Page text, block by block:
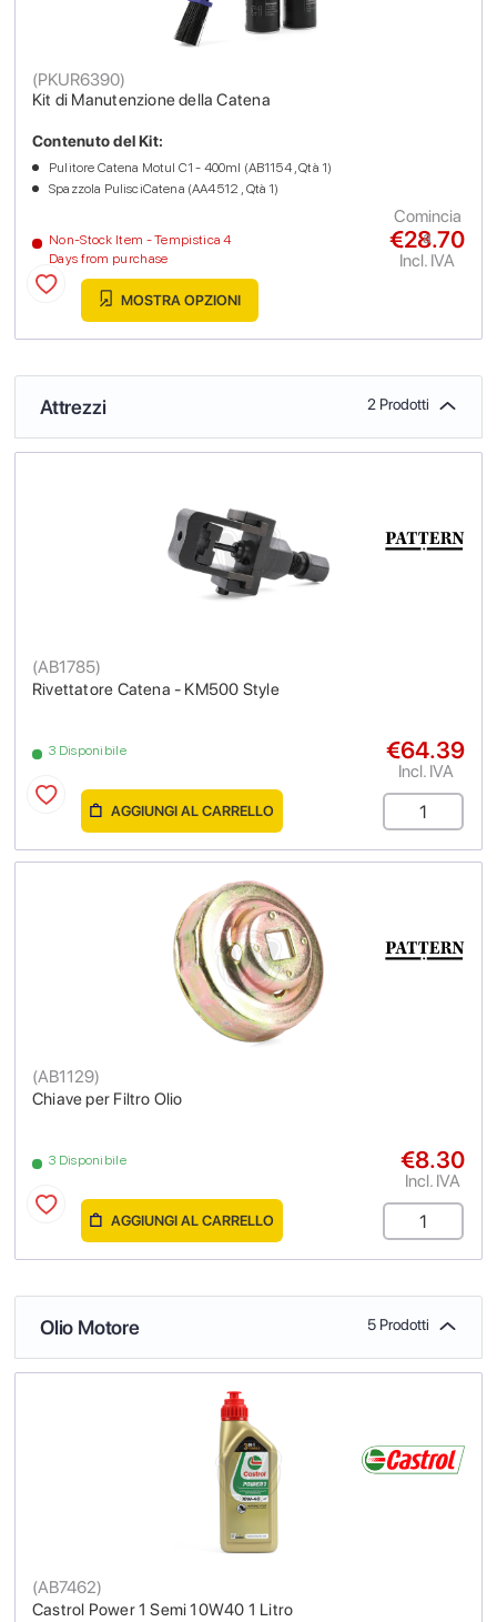
Kit di Manutenzione della Catena
(PKUR6390)
Non-Stock Item - Tempistica 4
Days from purchase
Contenuto del Kit:
Pulitore Catena Motul C1 - 400ml (AB1154 , Qtà 1)
Spazzola PulisciCatena (AA4512 , Qtà 1)
€28.70
Incl. IVA
Comincia
a
MOSTRA OPZIONI
Attrezzi 2 Prodotti
Rivettatore Catena - KM500 Style
(AB1785)
3 Disponibile €64.39
Incl. IVA
AGGIUNGI AL CARRELLO
Chiave per Filtro Olio
(AB1129)
3 Disponibile €8.30
Incl. IVA
AGGIUNGI AL CARRELLO
Olio Motore 5 Prodotti
Castrol Power 1 Semi 10W40 1 Litro
(AB7462)